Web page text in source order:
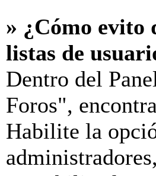
» ¿Cómo evito
listas de
Dentro del
Foros",
Habilite la